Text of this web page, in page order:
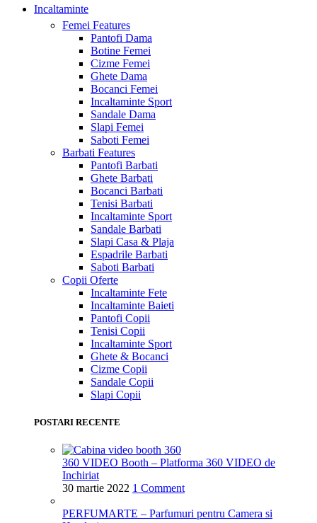
Incaltaminte
Femei Features
Pantofi Dama
Botine Femei
Cizme Femei
Ghete Dama
Bocanci Femei
Incaltaminte Sport
Sandale Dama
Slapi Femei
Saboti Femei
Barbati Features
Pantofi Barbati
Ghete Barbati
Bocanci Barbati
Tenisi Barbati
Incaltaminte Sport
Sandale Barbati
Slapi Casa & Plaja
Espadrile Barbati
Saboti Barbati
Copii Oferte
Incaltaminte Fete
Incaltaminte Baieti
Pantofi Copii
Tenisi Copii
Incaltaminte Sport
Ghete & Bocanci
Cizme Copii
Sandale Copii
Slapi Copii
POSTARI RECENTE
360 VIDEO Booth – Platforma 360 VIDEO de
Inchiriat
30 martie 2022 1 Comment
PERFUMARTE – Parfumuri pentru Camera si